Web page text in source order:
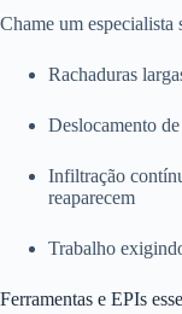
Chame um especialista
Rachaduras
Deslocamento
Infiltração
reaparecem
Trabalho
Ferramentas e EPIs